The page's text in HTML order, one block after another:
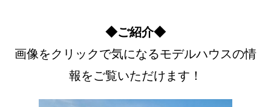
◆ご紹介◆
画像をクリックで気になるモデルハウスの情
報をご覧いただけます！